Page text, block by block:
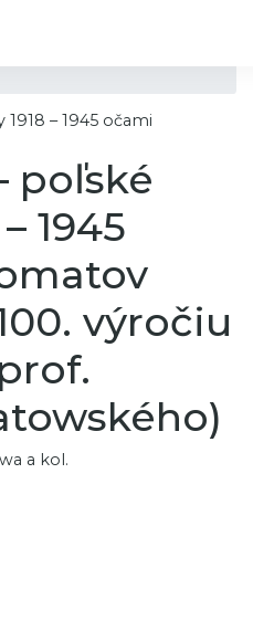
1918 – 1945 očami
poľské
1945
výročiu
a kol.